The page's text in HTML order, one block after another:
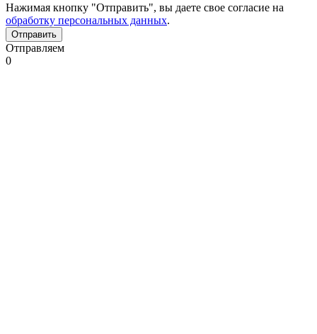
Нажимая кнопку "Отправить", вы даете свое согласие на
обработку персональных данных.
Отправляем
0